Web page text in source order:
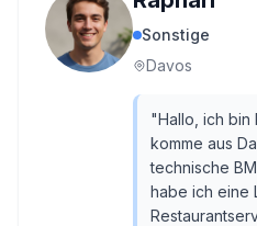
Sonstige
Davos
"Hallo, ich bin
komme aus
technische
habe ich eine